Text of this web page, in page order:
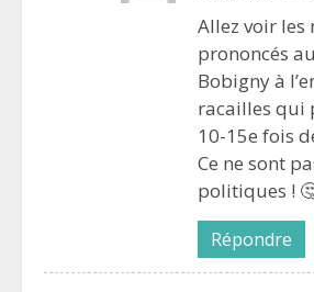
Allez voir les
prononcés
Bobigny à
racailles qui
10-15e fois
Ce ne sont
politiques !
Répondre